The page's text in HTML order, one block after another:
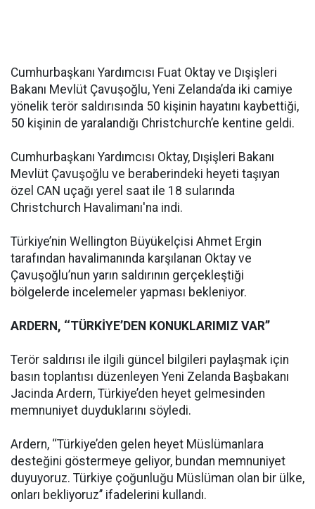
Cumhurbaşkanı Yardımcısı Fuat Oktay ve Dışişleri
Bakanı Mevlüt Çavuşoğlu, Yeni Zelanda’da iki camiye
yönelik terör saldırısında 50 kişinin hayatını kaybettiği,
50 kişinin de yaralandığı Christchurch’e kentine geldi.
Cumhurbaşkanı Yardımcısı Oktay, Dışişleri Bakanı
Mevlüt Çavuşoğlu ve beraberindeki heyeti taşıyan
özel CAN uçağı yerel saat ile 18 sularında
Christchurch Havalimanı'na indi.
Türkiye’nin Wellington Büyükelçisi Ahmet Ergin
tarafından havalimanında karşılanan Oktay ve
Çavuşoğlu’nun yarın saldırının gerçekleştiği
bölgelerde incelemeler yapması bekleniyor.
ARDERN, ‘‘TÜRKİYE’DEN KONUKLARIMIZ VAR’’
Terör saldırısı ile ilgili güncel bilgileri paylaşmak için
basın toplantısı düzenleyen Yeni Zelanda Başbakanı
Jacinda Ardern, Türkiye’den heyet gelmesinden
memnuniyet duyduklarını söyledi.
Ardern, ‘‘Türkiye’den gelen heyet Müslümanlara
desteğini göstermeye geliyor, bundan memnuniyet
duyuyoruz. Türkiye çoğunluğu Müslüman olan bir ülke,
onları bekliyoruz’’ ifadelerini kullandı.